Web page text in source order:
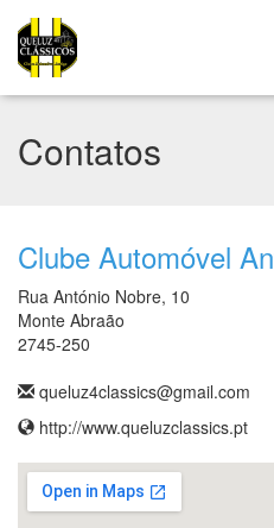
Contatos
Clube Automóvel
Rua António Nobre, 10
Monte Abraão
2745-250
queluz4classics@gmail.com
http://www.queluzclassics.pt